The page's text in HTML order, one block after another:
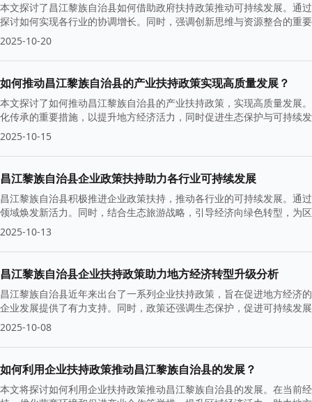
本文探讨了昌江黎族自治县如何借助政府扶持政策推动可持续发展。通
探讨如何实现各行业的协调增长。同时，强调创新思维与资源整合的重
2025-10-20
如何推动昌江黎族自治县的产业扶持政策实现高质量发展？
本文探讨了如何推动昌江黎族自治县的产业扶持政策，实现高质量发展
化传承的重要措施，以提升地方经济活力，同时促进生态保护与可持续
2025-10-15
昌江黎族自治县企业政策扶持助力各行业可持续发展
昌江黎族自治县积极推进企业政策扶持，推动各行业的可持续发展。通
领域焕发新活力。同时，结合生态旅游战略，引导经济向绿色转型，为
2025-10-13
昌江黎族自治县企业扶持政策助力地方经济转型升级分析
昌江黎族自治县近年来出台了一系列企业扶持政策，旨在促进地方经济
企业发展提供了有力支持。同时，政策还强调生态保护，促进可持续发
2025-10-08
如何利用企业扶持政策推动昌江黎族自治县的发展？
本文将探讨如何利用企业扶持政策推动昌江黎族自治县的发展。在当前